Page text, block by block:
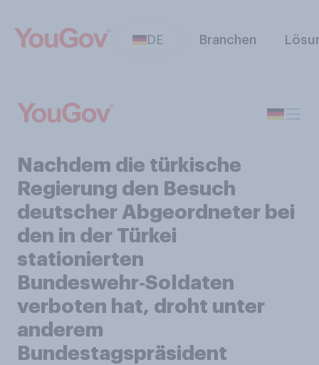
DE Branchen
Nachdem die türkische
Regierung den Besuch
deutscher Abgeordneter bei
den in der Türkei
stationierten
Bundeswehr‑Soldaten
verboten hat, droht unter
anderem
Bundestagspräsident